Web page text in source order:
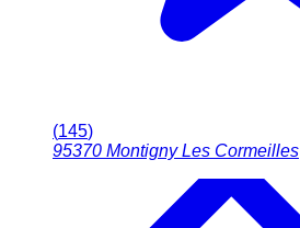
(145)
95370 Montigny Les Cormeilles